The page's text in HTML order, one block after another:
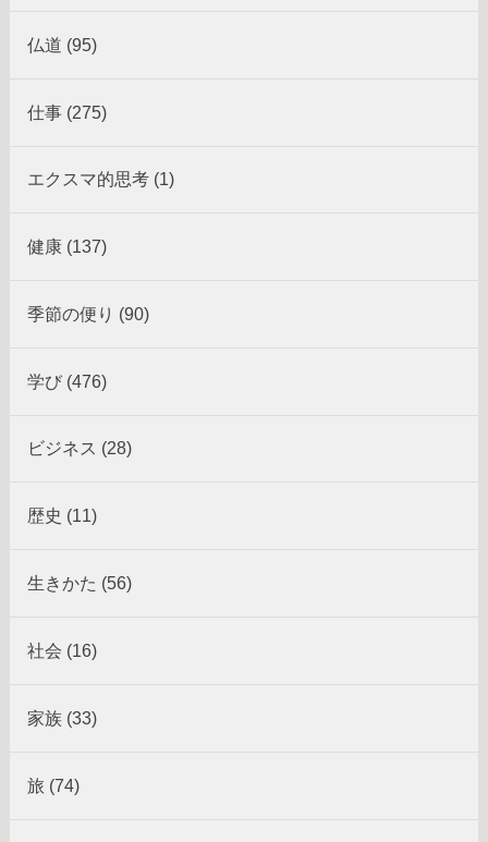
仏道 (95)
仕事 (275)
エクスマ的思考 (1)
健康 (137)
季節の便り (90)
学び (476)
ビジネス (28)
歴史 (11)
生きかた (56)
社会 (16)
家族 (33)
旅 (74)